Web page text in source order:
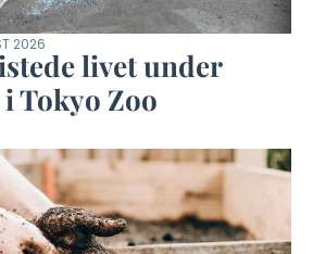
2026
livet under
Tokyo Zoo